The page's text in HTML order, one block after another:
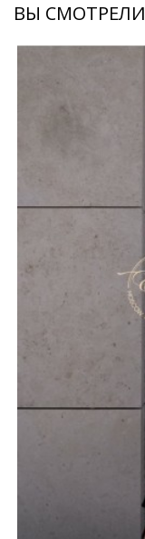
ВЫ СМОТРЕЛИ